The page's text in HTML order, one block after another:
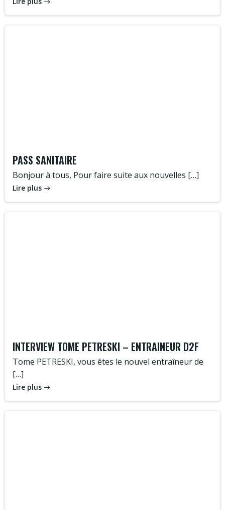
PASS SANITAIRE
Bonjour à tous, Pour faire suite aux nouvelles […]
Lire plus
INTERVIEW TOME PETRESKI – ENTRAINEUR D2F
Tome PETRESKI, vous êtes le nouvel entraîneur de
[…]
Lire plus